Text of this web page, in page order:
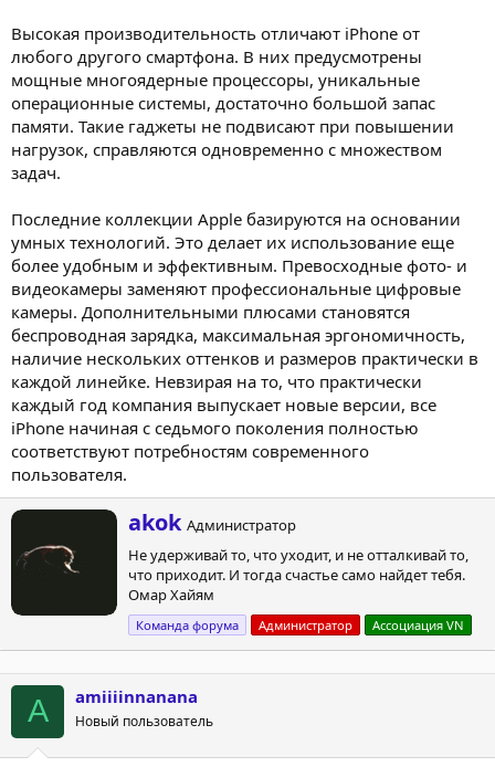
Высокая производительность отличают iPhone от
любого другого смартфона. В них предусмотрены
мощные многоядерные процессоры, уникальные
операционные системы, достаточно большой запас
памяти. Такие гаджеты не подвисают при повышении
нагрузок, справляются одновременно с множеством
задач.
Последние коллекции Apple базируются на основании
умных технологий. Это делает их использование еще
более удобным и эффективным. Превосходные фото- и
видеокамеры заменяют профессиональные цифровые
камеры. Дополнительными плюсами становятся
беспроводная зарядка, максимальная эргономичность,
наличие нескольких оттенков и размеров практически в
каждой линейке. Невзирая на то, что практически
каждый год компания выпускает новые версии, все
iPhone начиная с седьмого поколения полностью
соответствуют потребностям современного
пользователя.
А
в
т
о
р
akok Администратор
Не удерживай то, что уходит, и не отталкивай то,
что приходит. И тогда счастье само найдет тебя.
Омар Хайям
Команда форума Администратор Ассоциация VN
A amiiiinnanana
Новый пользователь